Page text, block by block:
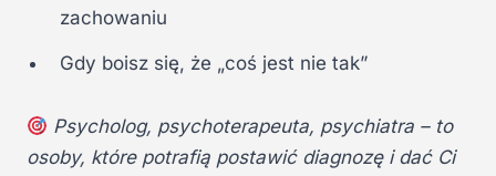
zachowaniu
Gdy boisz się, że „coś jest nie tak”
Psycholog, psychoterapeuta, psychiatra – to
osoby, które potrafią postawić diagnozę i dać Ci